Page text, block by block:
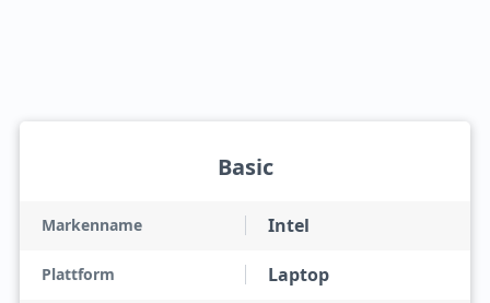
Basic
Markenname Intel
Plattform Laptop